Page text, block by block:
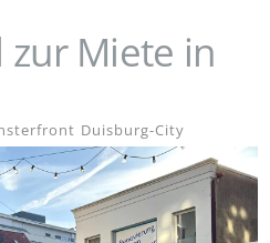
zur Miete in
Duisburg-City